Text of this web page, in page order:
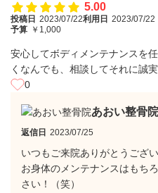
5.00
投稿日 2023/07/22利用日 2023/07/22
予算 ￥1,000
安心してボディメンテナンスを
くなんでも、相談してそれに誠
0
あおい整骨
返信日 2023/07/25
いつもご来院ありがとうござい
お身体のメンテナンスはもち
さい！（笑）